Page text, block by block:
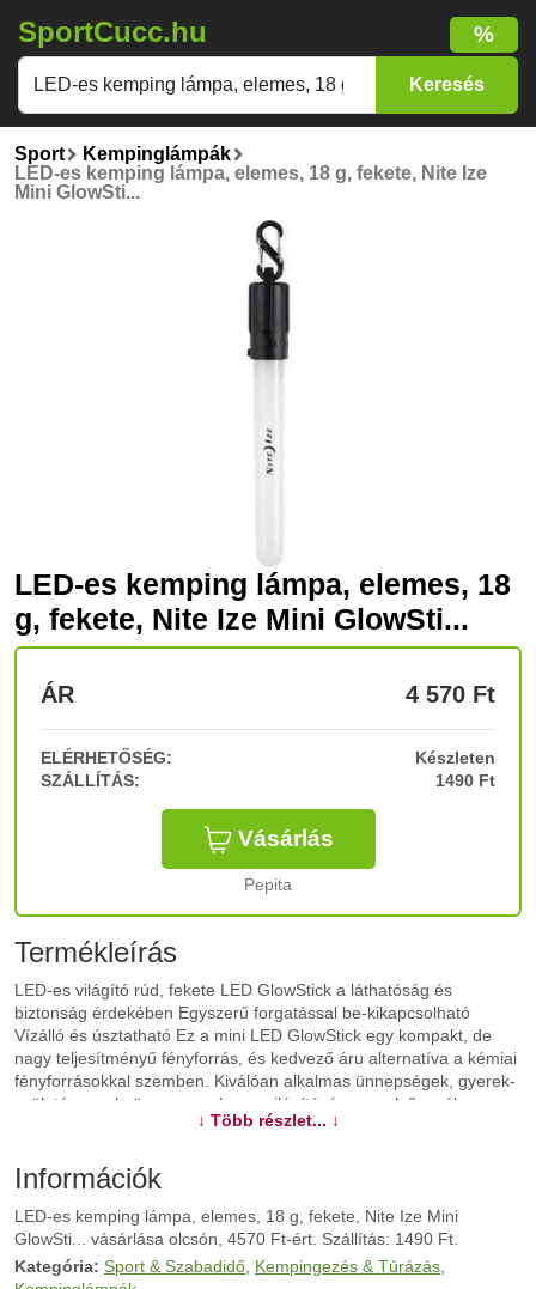
SportCucc.hu %
Sport
Kempinglámpák
LED-es kemping lámpa, elemes, 18 g, fekete, Nite Ize
Mini GlowSti...
LED-es kemping lámpa, elemes, 18
g, fekete, Nite Ize Mini GlowSti...
ÁR 4 570 Ft
ELÉRHETŐSÉG:
Készleten
SZÁLLÍTÁS:
1490 Ft
Vásárlás
Pepita
Termékleírás
LED-es világító rúd, fekete LED GlowStick a láthatóság és
biztonság érdekében Egyszerű forgatással be-kikapcsolható
Vízálló és úsztatható Ez a mini LED GlowStick egy kompakt, de
nagy teljesítményű fényforrás, és kedvező áru alternatíva a kémiai
fényforrásokkal szemben. Kiválóan alkalmas ünnepségek, gyerek-
születésnapok, ünnepnapok megvilágítására, az elsősegély
dobozhoz vagy akár egyszerűen a hétköznapokon. Karcsú
megoldható. A könnyen cserélhető elemek 60 órán keresztül
működnek. Vízálló, és egy S-Biner karabinerrel van ellátva, az
egyszerű felszereléshez. Műszaki adatok: Anyag: Műanyag ·
Elemek: 4 db AG3/LR41 gombelem (vele szállítjuk) · Fényforrás
típus: LED · LED-ek száma: 1 · Méret, hossz: 157 mm · Szín:
↓ Több részlet... ↓
Információk
LED-es kemping lámpa, elemes, 18 g, fekete, Nite Ize Mini
GlowSti... vásárlása olcsón, 4570 Ft-ért. Szállítás: 1490 Ft.
Kategória: Sport & Szabadidő Kempingezés & Túrázás